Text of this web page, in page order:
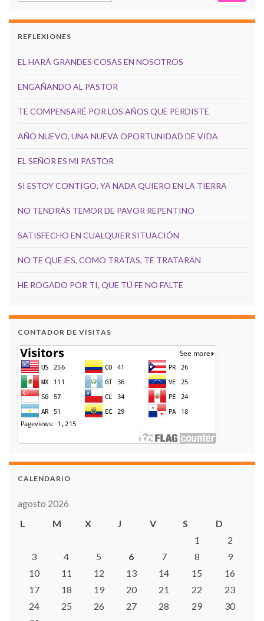
REFLEXIONES
EL HARÁ GRANDES COSAS EN NOSOTROS
ENGAÑANDO AL PASTOR
TE COMPENSARÉ POR LOS AÑOS QUE PERDISTE
AÑO NUEVO, UNA NUEVA OPORTUNIDAD DE VIDA
EL SEÑOR ES MI PASTOR
SI ESTOY CONTIGO, YA NADA QUIERO EN LA TIERRA
NO TENDRÁS TEMOR DE PAVOR REPENTINO
SATISFECHO EN CUALQUIER SITUACIÓN
NO TE QUEJES, COMO TRATAS, TE TRATARAN
HE ROGADO POR TI, QUE TÚ FE NO FALTE
CONTADOR DE VISITAS
CALENDARIO
agosto 2026
L
M X J V S
D
1
2
3
4 5 6 7 8
9
10
11 12 13 14 15
16
17
18 19 20 21 22
23
24
25 26 27 28 29
30